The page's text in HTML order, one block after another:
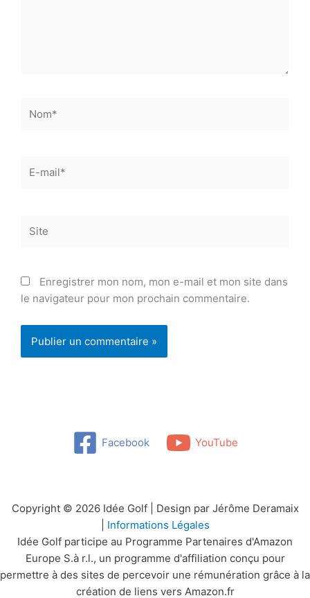
mail*
Enregistrer mon nom, mon e-mail et mon site dans
le navigateur pour mon prochain commentaire.
Facebook YouTube
Copyright © 2026 Idée Golf | Design par Jérôme Deramaix
Informations Légales
Idée Golf participe au Programme Partenaires d'Amazon
Europe S.à r.l., un programme d'affiliation conçu pour
permettre à des sites de percevoir une rémunération grâce à la
création de liens vers Amazon.fr